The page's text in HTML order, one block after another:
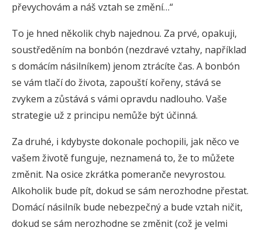
převychovám a náš vztah se změní…“
To je hned několik chyb najednou. Za prvé, opakuji,
soustředěním na bonbón (nezdravé vztahy, například
s domácím násilníkem) jenom ztrácíte čas. A bonbón
se vám tlačí do života, zapouští kořeny, stává se
zvykem a zůstává s vámi opravdu nadlouho. Vaše
strategie už z principu nemůže být účinná.
Za druhé, i kdybyste dokonale pochopili, jak něco ve
vašem životě funguje, neznamená to, že to můžete
změnit. Na osice zkrátka pomeranče nevyrostou.
Alkoholik bude pít, dokud se sám nerozhodne přestat.
Domácí násilník bude nebezpečný a bude vztah ničit,
dokud se sám nerozhodne se změnit (což je velmi